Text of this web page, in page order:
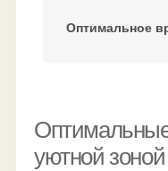
Оптимальное
Оптимальные
уютной зоной